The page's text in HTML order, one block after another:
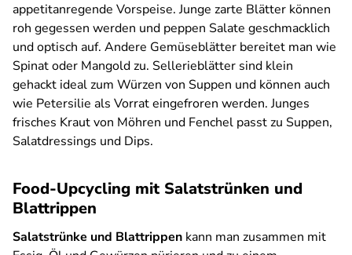
appetitanregende Vorspeise. Junge zarte Blätter können
roh gegessen werden und peppen Salate geschmacklich
und optisch auf. Andere Gemüseblätter bereitet man wie
Spinat oder Mangold zu. Sellerieblätter sind klein
gehackt ideal zum Würzen von Suppen und können auch
wie Petersilie als Vorrat eingefroren werden. Junges
frisches Kraut von Möhren und Fenchel passt zu Suppen,
Salatdressings und Dips.
Food-Upcycling mit Salatstrünken und
Blattrippen
Salatstrünke und Blattrippen kann man zusammen mit